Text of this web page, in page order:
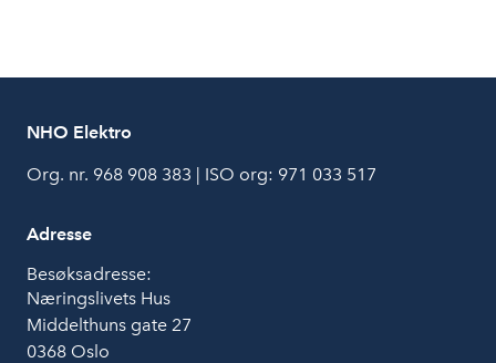
NHO Elektro
Org. nr. 968 908 383 | ISO org: 971 033 517
Adresse
Besøksadresse:
Næringslivets Hus
Middelthuns gate 27
0368 Oslo